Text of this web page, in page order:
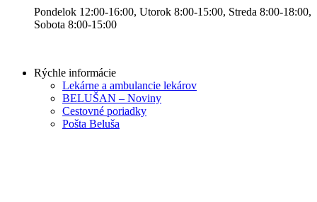
Pondelok 12:00-16:00, Utorok 8:00-15:00, Streda 8:00-18:00,
Sobota 8:00-15:00
Rýchle informácie
Lekárne a ambulancie lekárov
BELUŠAN – Noviny
Cestovné poriadky
Pošta Beluša